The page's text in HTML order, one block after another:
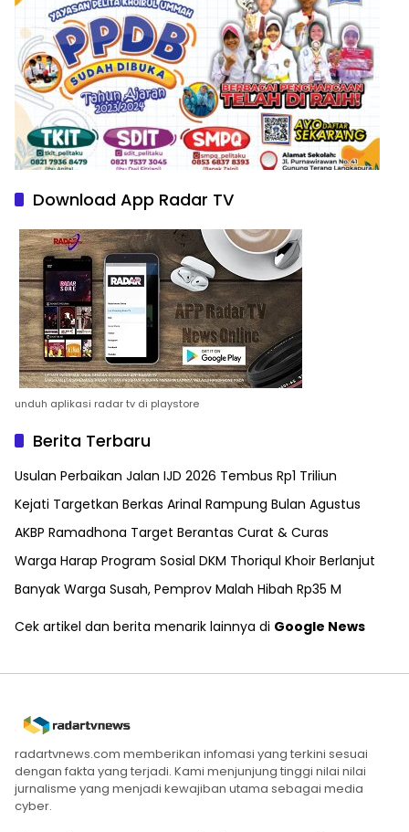
Download App Radar TV
unduh aplikasi radar tv di playstore
Berita Terbaru
Usulan Perbaikan Jalan IJD 2026 Tembus Rp1 Triliun
Kejati Targetkan Berkas Arinal Rampung Bulan Agustus
AKBP Ramadhona Target Berantas Curat & Curas
Warga Harap Program Sosial DKM Thoriqul Khoir Berlanjut
Banyak Warga Susah, Pemprov Malah Hibah Rp35 M
Cek artikel dan berita menarik lainnya di Google News
radartvnews.com memberikan infomasi yang terkini sesuai
dengan fakta yang terjadi. Kami menjunjung tinggi nilai nilai
jurnalisme yang menjadi kewajiban utama sebagai media
cyber.